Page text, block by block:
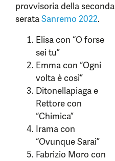
provvisoria della seconda
serataSanremo 2022.
Elisa con “O forse
sei tu”
Emma con “Ogni
volta è così”
Ditonellapiaga e
Rettore con
“Chimica”
Irama con
“Ovunque Sarai”
Fabrizio Moro con